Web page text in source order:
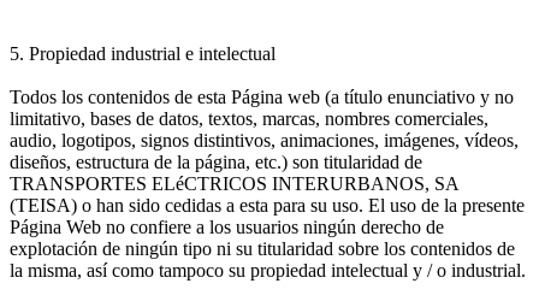
5. Propiedad industrial e intelectual
Todos los contenidos de esta Página web (a título enunciativo y no
limitativo, bases de datos, textos, marcas, nombres comerciales,
audio, logotipos, signos distintivos, animaciones, imágenes, vídeos,
diseños, estructura de la página, etc.) son titularidad de
TRANSPORTES ELéCTRICOS INTERURBANOS, SA
(TEISA) o han sido cedidas a esta para su uso. El uso de la presente
Página Web no confiere a los usuarios ningún derecho de
explotación de ningún tipo ni su titularidad sobre los contenidos de
la misma, así como tampoco su propiedad intelectual y / o industrial.